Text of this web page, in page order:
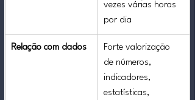
vezes várias horas
por dia
Relação com dados
Forte valorização
de números,
indicadores,
estatísticas,